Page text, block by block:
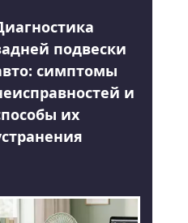
подвески
симптомы
и
их